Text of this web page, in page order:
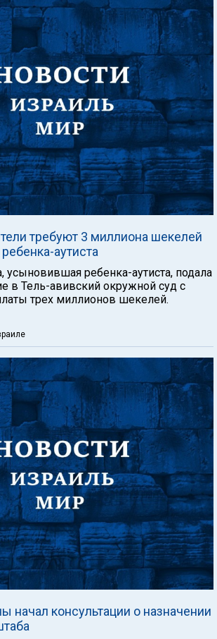
требуют 3 миллиона шекелей
аутиста
усыновившая ребенка-аутиста, подала
в Тель-авивский окружной суд с
трех миллионов шекелей.
начал консультации о назначении